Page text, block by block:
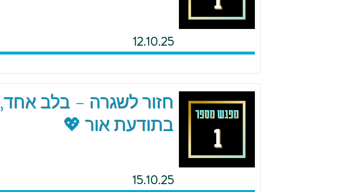
12.10.25
חזור לשגרה – בלב אחד,
בתודעת אור 💖
15.10.25